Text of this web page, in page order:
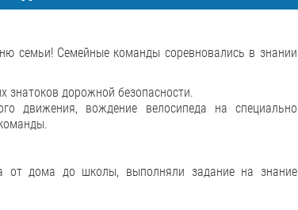
семьи! Семейные команды соревновались в знании
дорожной безопасности.
движения, вождение велосипеда на специально
от дома до школы, выполняли задание на знание